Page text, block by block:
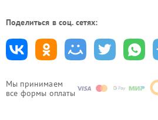
Мы принимаем
все формы оплаты
Поделиться в соц. сетях: